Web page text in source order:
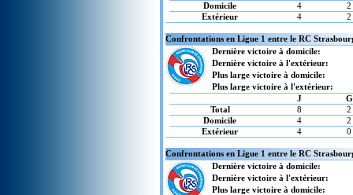
Domicile
4
2
Extérieur
4 2
Confrontations en Ligue 1 entre le RC
Dernière victoire à domicile:
Dernière victoire à l'extérieur:
Plus large victoire à domicile:
Plus large victoire à l'extérieur:
J
G
Total
8
2
Domicile
4
2
Extérieur
4 0
Confrontations en Ligue 1 entre le RC
Dernière victoire à domicile:
Dernière victoire à l'extérieur:
Plus large victoire à domicile: